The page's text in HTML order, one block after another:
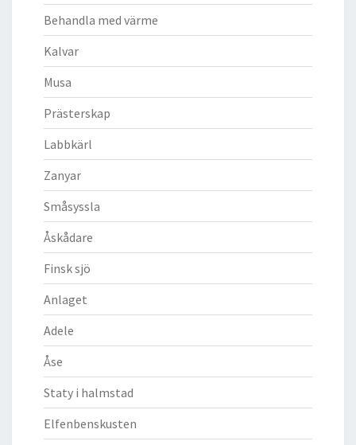
Behandla med värme
Kalvar
Musa
Prästerskap
Labbkärl
Zanyar
Småsyssla
Åskådare
Finsk sjö
Anlaget
Adele
Åse
Staty i halmstad
Elfenbenskusten